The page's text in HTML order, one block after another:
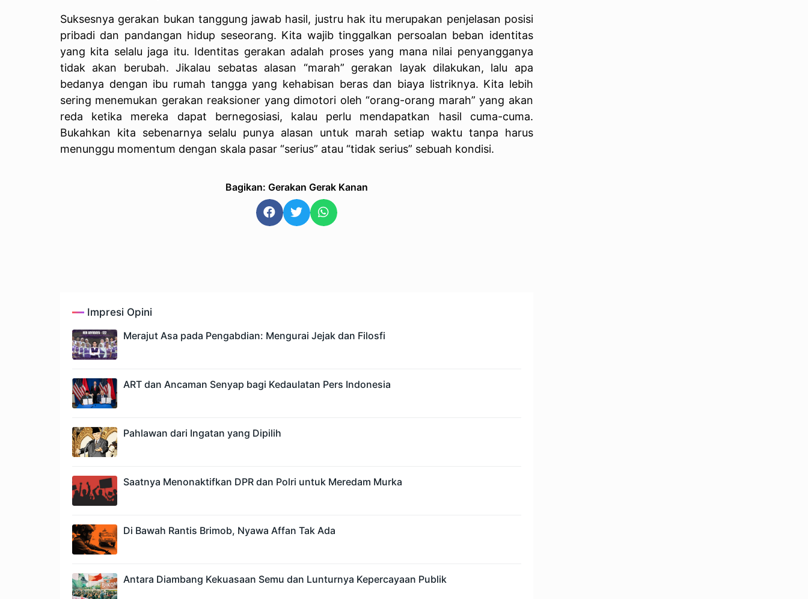
Suksesnya gerakan bukan tanggung jawab hasil, justru hak itu merupakan penjelasan posisi
pribadi dan pandangan hidup seseorang. Kita wajib tinggalkan persoalan beban identitas
yang kita selalu jaga itu. Identitas gerakan adalah proses yang mana nilai penyangganya
tidak akan berubah. Jikalau sebatas alasan “marah” gerakan layak dilakukan, lalu apa
bedanya dengan ibu rumah tangga yang kehabisan beras dan biaya listriknya. Kita lebih
sering menemukan gerakan reaksioner yang dimotori oleh “orang-orang marah” yang akan
reda ketika mereka dapat bernegosiasi, kalau perlu mendapatkan hasil cuma-cuma.
Bukahkan kita sebenarnya selalu punya alasan untuk marah setiap waktu tanpa harus
menunggu momentum dengan skala pasar “serius” atau “tidak serius” sebuah kondisi.
Bagikan: Gerakan Gerak Kanan
Impresi Opini
Merajut Asa pada Pengabdian: Mengurai Jejak dan Filosfi
ART dan Ancaman Senyap bagi Kedaulatan Pers Indonesia
Pahlawan dari Ingatan yang Dipilih
Saatnya Menonaktifkan DPR dan Polri untuk Meredam Murka
Di Bawah Rantis Brimob, Nyawa Affan Tak Ada
Antara Diambang Kekuasaan Semu dan Lunturnya Kepercayaan Publik